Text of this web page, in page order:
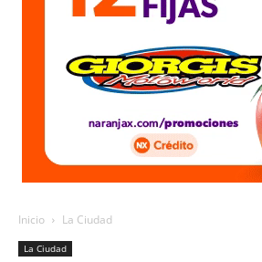
Inicio La Ciudad
La Ciudad